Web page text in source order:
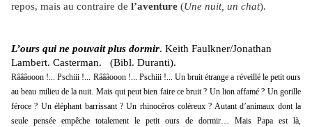
repos, mais au contraire de l’aventure (Une nuit, un chat).
L’ours qui ne pouvait plus dormir. Keith Faulkner/Jonathan
Lambert. Casterman. (Bibl. Duranti).
Râââooon !... Pschiii !... Râââooon !... Pschiii !... Un bruit étrange a réveillé le petit ours
au beau milieu de la nuit. Mais qui peut bien faire ce bruit ? Un lion affamé ? Un gorille
féroce ? Un éléphant barrissant ? Un rhinocéros coléreux ? Autant d’animaux dont la
seule pensée empêche totalement le petit ours de dormir… Mais Papa est là,